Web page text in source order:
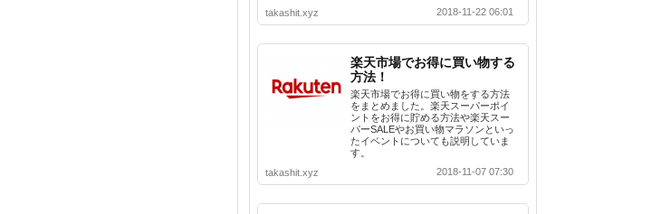
takashit.xyz
2018-11-22 06:01
楽天市場でお得に買い物する
方法！
楽天市場でお得に買い物をする方法
をまとめました。楽天スーパーポイ
ントをお得に貯める方法や楽天スー
パーSALEやお買い物マラソンといっ
たイベントについても説明していま
す。
takashit.xyz
2018-11-07 07:30